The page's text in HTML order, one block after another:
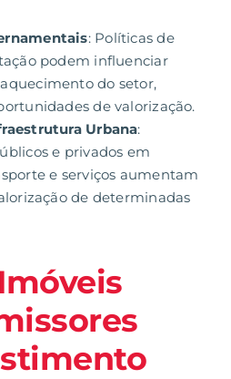
: Políticas de
podem influenciar
do setor,
de valorização.
Urbana:
e privados em
e serviços aumentam
de determinadas